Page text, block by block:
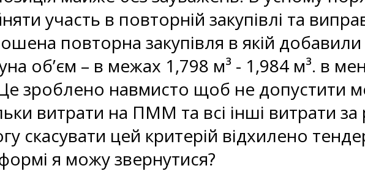
участь в повторній закупівлі та
повторна закупівля в якій
об’єм – в межах 1,798 м³ - 1,984 м³. в
зроблено навмисто щоб не допустити
витрати на ПММ та всі інші витрати
скасувати цей критерій відхилено
я можу звернутися?